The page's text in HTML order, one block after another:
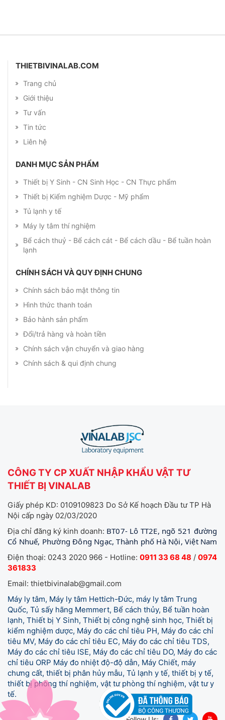
THIETBIVINALAB.COM
Trang chủ
Giới thiệu
Tư vấn
Tin tức
Liên hệ
DANH MỤC SẢN PHẨM
Thiết bị Y Sinh - CN Sinh Học - CN Thực phẩm
Thiết bị Kiểm nghiệm Dược - Mỹ phẩm
Tủ lạnh y tế
Máy ly tâm thí nghiệm
Bể cách thuỷ - Bể cách cát - Bể cách dầu - Bể tuần hoàn
lạnh
CHÍNH SÁCH VÀ QUY ĐỊNH CHUNG
Chính sách bảo mật thông tin
Hình thức thanh toán
Bảo hành sản phẩm
Đổi/trả hàng và hoàn tiền
Chính sách vận chuyển và giao hàng
Chính sách & qui định chung
CÔNG TY CP XUẤT NHẬP KHẨU VẬT TƯ
THIẾT BỊ VINALAB
Giấy phép KD: 0109109823 Do Sở Kế hoạch Đầu tư TP Hà
Nội cấp ngày 02/03/2020
Địa chỉ đăng ký kinh doanh: BT07- Lô TT2E, ngõ 521 đường
Cổ Nhuế, Phường Đông Ngạc, Thành phố Hà Nội, Việt Nam
Điện thoại: 0243 2020 966 - Hotline: 0911 33 68 48 / 0974
361833
Email: thietbivinalab@gmail.com
Máy ly tâm, Máy ly tâm Hettich-Đức, máy ly tâm Trung
Quốc, Tủ sấy hãng Memmert, Bể cách thủy, Bể tuần hoàn
lạnh, Thiết bị Y Sinh, Thiết bị công nghệ sinh học, Thiết bị
kiểm nghiệm dược, Máy đo các chỉ tiêu PH, Máy đo các chỉ
tiêu MV, Máy đo các chỉ tiêu EC, Máy đo các chỉ tiêu TDS,
Máy đo các chỉ tiêu ISE, Máy đo các chỉ tiêu DO, Máy đo các
chỉ tiêu ORP Máy đo nhiệt độ-độ dẫn, Máy Chiết, máy
chưng cất, thiết bị phân hủy mẫu, Tủ lạnh y tế, thiết bị y tế,
thiết bị phòng thí nghiệm, vật tư phòng thí nghiệm, vật tư y
tế.